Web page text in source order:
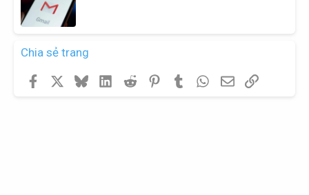
Chia sẻ trang
Facebook BlueskyLinkedInReddit PinterestTumblr WhatsApp
EmailLink